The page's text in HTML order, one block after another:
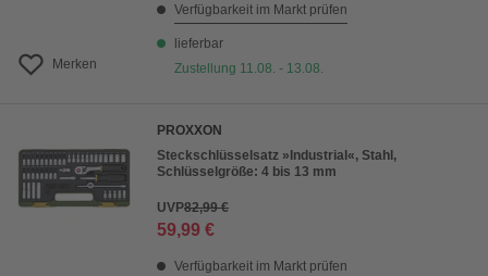
Merken
Verfügbarkeit im Markt prüfen
lieferbar
Zustellung 11.08. - 13.08.
PROXXON
Steckschlüsselsatz »Industrial«, Stahl,
Schlüsselgröße: 4 bis 13 mm
UVP82,99 €
59,99 €
Verfügbarkeit im Markt prüfen